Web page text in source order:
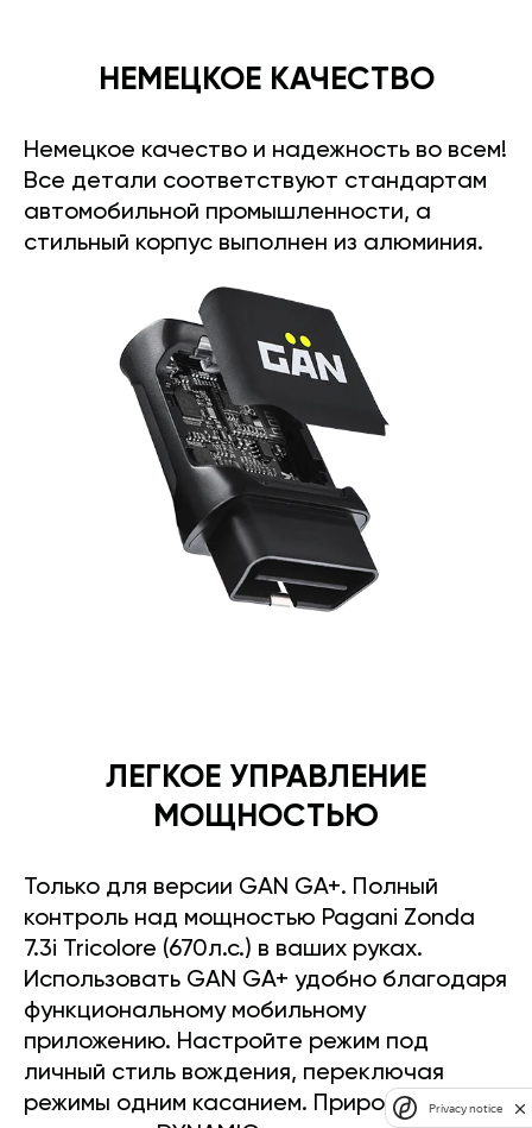
НЕМЕЦКОЕ КАЧЕСТВО
Немецкое качество и надежность во всем!
Все детали соответствуют стандартам
автомобильной промышленности, а
стильный корпус выполнен из алюминия.
ЛЕГКОЕ УПРАВЛЕНИЕ
МОЩНОСТЬЮ
Только для версии GAN GA+. Полный
контроль над мощностью Pagani Zonda
7.3i Tricolore (670л.с.) в ваших руках.
Использовать GAN GA+ удобно благодаря
функциональному мобильному
приложению. Настройте режим под
личный стиль вождения, переключая
режимы одним касанием. Прирост
Privacy notice